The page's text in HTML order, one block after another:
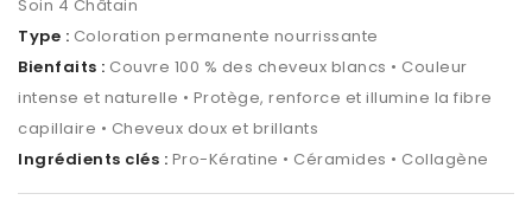
Soin 4 Châtain
Type : Coloration permanente nourrissante
Bienfaits : Couvre 100 % des cheveux blancs • Couleur
intense et naturelle • Protège, renforce et illumine la fibre
capillaire • Cheveux doux et brillants
Ingrédients clés : Pro-Kératine • Céramides • Collagène